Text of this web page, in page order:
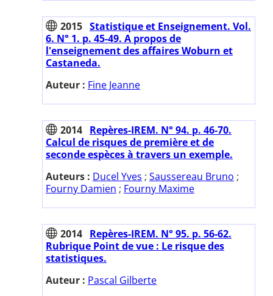
2015 Statistique et Enseignement. Vol.
6. N° 1. p. 45-49. A propos de
l'enseignement des affaires Woburn et
Castaneda.
Auteur : Fine Jeanne
2014 Repères-IREM. N° 94. p. 46-70.
Calcul de risques de première et de
seconde espèces à travers un exemple.
Auteurs : Ducel Yves ; Saussereau Bruno ;
Fourny Damien ; Fourny Maxime
2014 Repères-IREM. N° 95. p. 56-62.
Rubrique Point de vue : Le risque des
statistiques.
Auteur : Pascal Gilberte